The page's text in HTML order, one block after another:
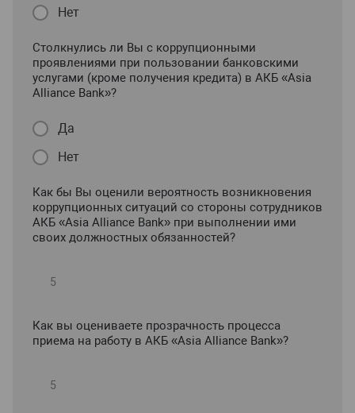
Нет
Столкнулись ли Вы с коррупционными
проявлениями при пользовании банковскими
услугами (кроме получения кредита) в АКБ «Asia
Alliance Bank»?
Да
Нет
Как бы Вы оценили вероятность возникновения
коррупционных ситуаций со стороны сотрудников
АКБ «Asia Alliance Bank» при выполнении ими
своих должностных обязанностей?
Как вы оцениваете прозрачность процесса
приема на работу в АКБ «Asia Alliance Bank»?